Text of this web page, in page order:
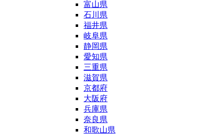
富山県
石川県
福井県
岐阜県
静岡県
愛知県
三重県
滋賀県
京都府
大阪府
兵庫県
奈良県
和歌山県